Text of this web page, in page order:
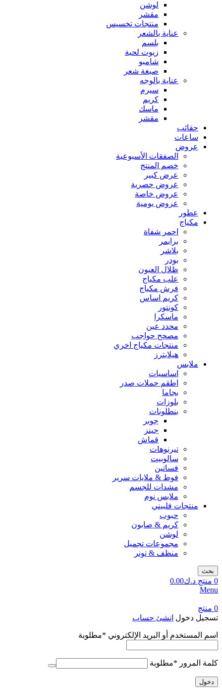
لوشن
مقشر
منتجات تخسيس
عناية بالشعر
بلسم
زيوت لحية
شامبو
صبغة شعر
عناية بالوجه
سيرم
كريم
ماسك
مقشر
حقائب
ساعات
عروض
الصفقات الأسبوعية
خصم المنتج
عرض كبير
عروض حصرية
عروض خاصة
عروض يومية
عطور
مكياج
احمر شفاة
برايمر
بلاشر
بودر
ظلال العيون
علب مكياج
فرش مكياج
كريم اساس
كونتور
ماسكرا
محدد عين
مصحح حواجب
منتجات مكياج اخري
هيلايترز
ملابس
اساسيات
اطقم حملات صدر
بجاما
بلوزات
بنطلونات
جوبر
جينز
قماش
تيرنوهات
سالوبيت
فساتين
فوط & ملايات سرير
مشدات للجسم
ملابس نوم
منتجات فلبيني
حبوب
كريم & صابون
لوشن
مجموعات تجميل
منظف & تونر
بحث
0 منتج د.ك0.00
Menu
0 منتج
تسجيل دخول انشئ حساب
اسم المستخدم أو البريد الإلكتروني *مطلوبة
كلمة المرور *مطلوبة
دخول